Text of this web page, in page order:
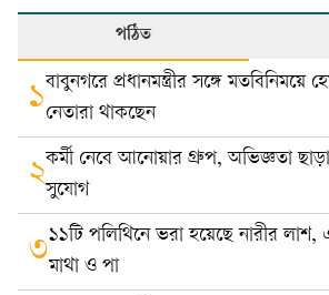
পঠিত
১বাবুনগরে প্রধানমন্ত্রীর সঙ্গে মতবিনিময়ে
নেতারা থাকছেন
২কর্মী নেবে আনোয়ার গ্রুপ, অভিজ্ঞতা
সুযোগ
৩১১টি পলিথিনে ভরা হয়েছে নারীর লাশ,
মাথা ও পা